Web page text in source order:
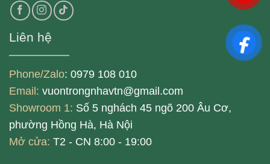
Liên hệ
Phone/Zalo: 0979 108 010
Email: vuontrongnhavtn@gmail.com
Showroom 1: Số 5 nghách 45 ngõ 200 Âu Cơ,
phường Hồng Hà, Hà Nội
Mở cửa: T2 - CN 8:00 - 19:00